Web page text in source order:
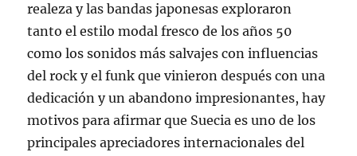
realeza y las bandas japonesas exploraron
tanto el estilo modal fresco de los años 50
como los sonidos más salvajes con influencias
del rock y el funk que vinieron después con una
dedicación y un abandono impresionantes, hay
motivos para afirmar que Suecia es uno de los
principales apreciadores internacionales del